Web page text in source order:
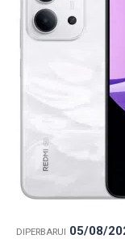
DIPERBARUI 05/08/